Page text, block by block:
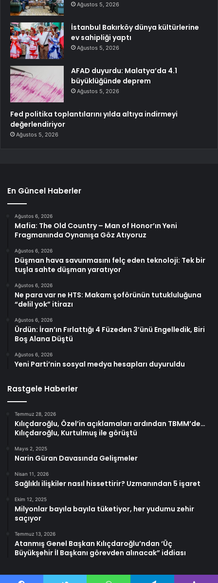
Ağustos 5, 2026
İstanbul Bakırköy dünya kültürlerine
ev sahipliği yaptı
Ağustos 5, 2026
AFAD duyurdu: Malatya’da 4.1
büyüklüğünde deprem
Ağustos 5, 2026
Fed politika toplantılarını yılda altıya indirmeyi
değerlendiriyor
Ağustos 5, 2026
En Güncel Haberler
Ağustos 6, 2026
Mafia: The Old Country – Man of Honor’ın Yeni
Fragmanında Oynanışa Göz Atıyoruz
Ağustos 6, 2026
Düşman hava savunmasını felç eden teknoloji: Tek bir
tuşla sahte düşman yaratıyor
Ağustos 6, 2026
Ne para var ne HTS: Makam şoförünün tutukluluğuna
“delil yok” itirazı
Ağustos 6, 2026
Ürdün: İran’ın Fırlattığı 4 Füzeden 3’ünü Engelledik, Biri
Boş Alana Düştü
Ağustos 6, 2026
Yeni Parti’nin sosyal medya hesapları duyuruldu
Rastgele Haberler
Temmuz 28, 2026
Kılıçdaroğlu, Özel’in açıklamaları ardından TBMM’de…
Kılıçdaroğlu, Kurtulmuş ile görüştü
Mayıs 2, 2025
Narin Güran Davasında Gelişmeler
Nisan 11, 2026
Sağlıklı ilişkiler nasıl hissettirir? Uzmanından 5 işaret
Ekim 12, 2025
Milyonlar bayıla bayıla tüketiyor, her yudumu zehir
saçıyor
Temmuz 13, 2026
Atanmış Genel Başkan Kılıçdaroğlu’ndan ‘Üç
Büyükşehir İl Başkanı görevden alınacak” iddiası